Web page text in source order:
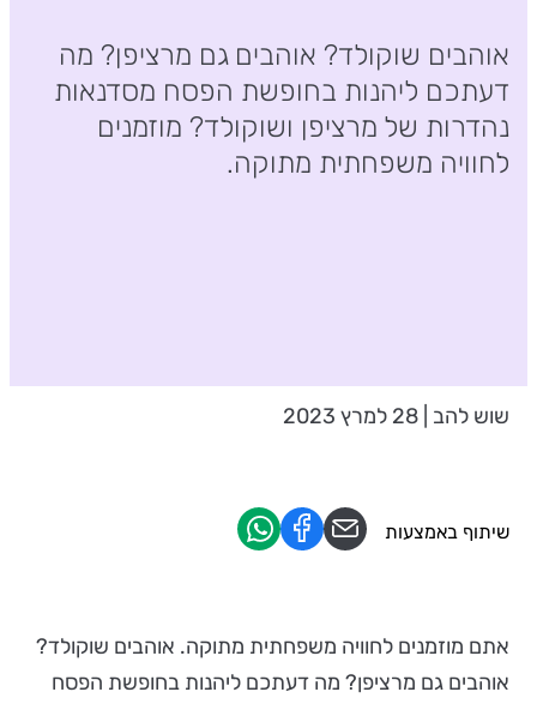
אוהבים שוקולד? אוהבים גם מרציפן? מה
דעתכם ליהנות בחופשת הפסח מסדנאות
נהדרות של מרציפן ושוקולד? מוזמנים
לחוויה משפחתית מתוקה.
שוש להב | 28 למרץ 2023
אתם מוזמנים לחוויה משפחתית מתוקה. אוהבים שוקולד?
אוהבים גם מרציפן? מה דעתכם ליהנות בחופשת הפסח
שיתוף באמצעות